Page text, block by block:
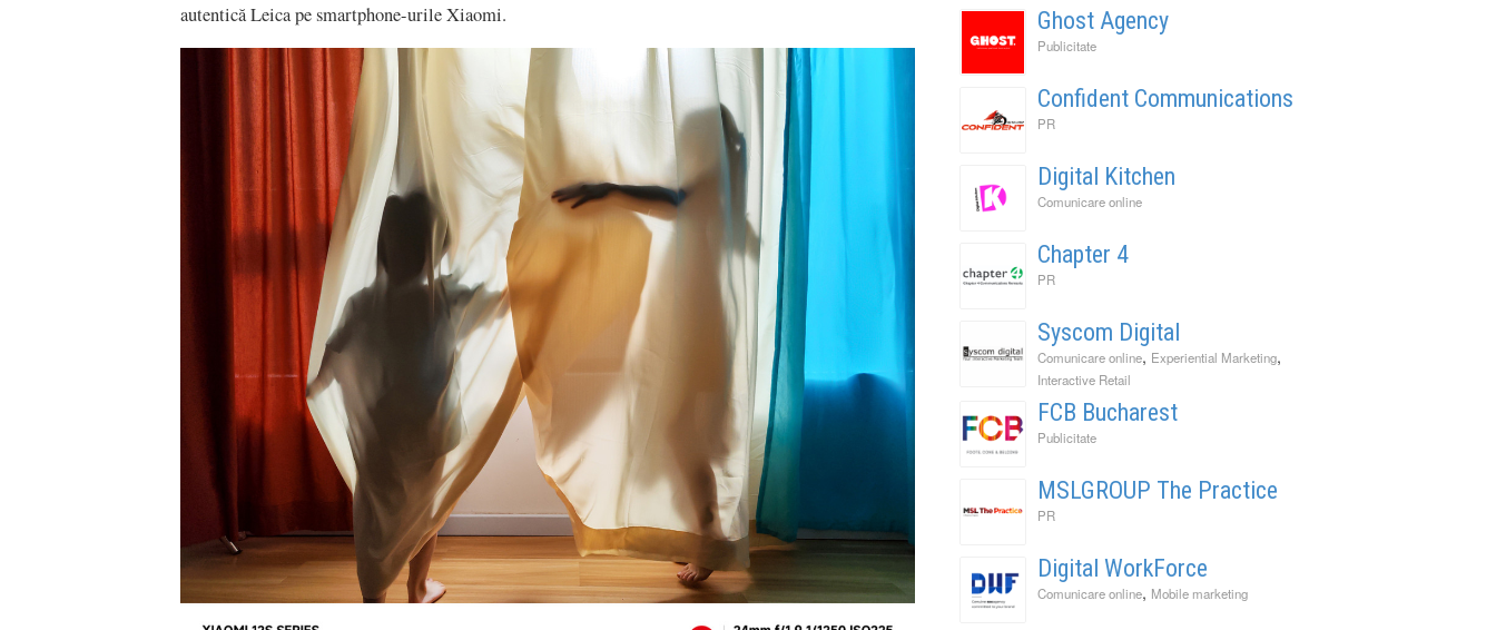
autentică Leica pe smartphone-urile Xiaomi.
Ghost Agency
Publicitate
Confident Communications
PR
Digital Kitchen
Comunicare online
Chapter 4
PR
Syscom Digital
Comunicare online, Experiential Marketing,
Interactive Retail
FCB Bucharest
Publicitate
MSLGROUP The Practice
PR
Digital WorkForce
Comunicare online, Mobile marketing